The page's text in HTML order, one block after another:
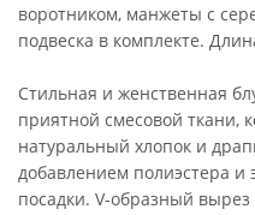
воротником, манжеты с
подвеска в комплекте.
Стильная и женственная
приятной смесовой ткани,
натуральный хлопок и
добавлением полиэстера и
посадки. V‑образный